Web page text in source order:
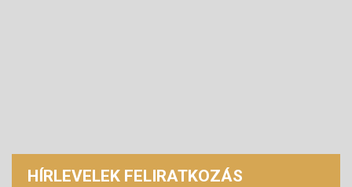
HÍRLEVELEK FELIRATKOZÁS